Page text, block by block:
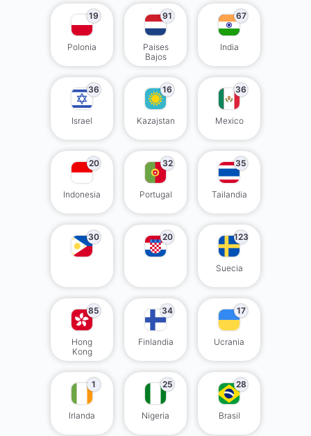
19
Polonia
91
Paises
Bajos
67
India
36
Israel
16
Kazajstan
36
Mexico
20
Indonesia
32
Portugal
35
Tailandia
30 20 123
Suecia
85
Hong
Kong
34
Finlandia
17
Ucrania
1
Irlanda
25
Nigeria
28
Brasil